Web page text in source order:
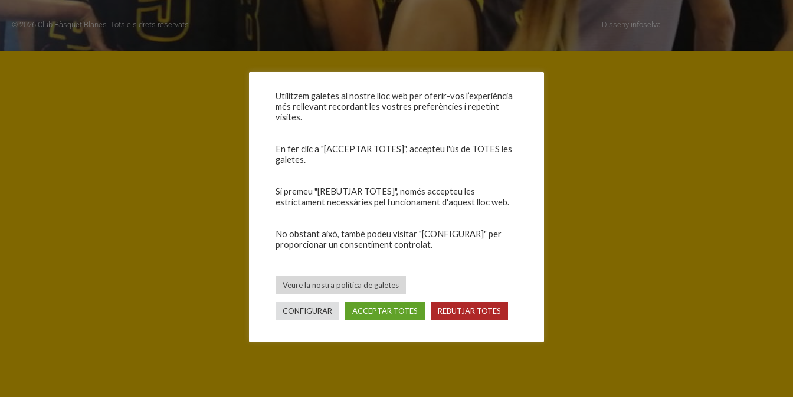
© 2026 Club Bàsquet Blanes. Tots els drets reservats. Disseny infoselva
Utilitzem galetes al nostre lloc web per oferir-vos l’experiència
més rellevant recordant les vostres preferències i repetint
visites.
En fer clic a "[ACCEPTAR TOTES]", accepteu l'ús de TOTES les
galetes.
Si premeu "[REBUTJAR TOTES]", només accepteu les
estrictament necessàries pel funcionament d'aquest lloc web.
No obstant això, també podeu visitar "[CONFIGURAR]" per
proporcionar un consentiment controlat.
Veure la nostra política de galetes
CONFIGURAR ACCEPTAR TOTES REBUTJAR TOTES